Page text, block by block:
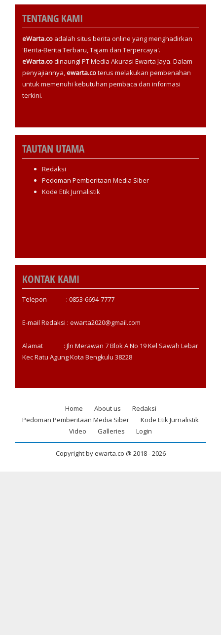
TENTANG KAMI
eWarta.co adalah situs berita online yang menghadirkan
'Berita-Berita Terbaru, Tajam dan Terpercaya'.
eWarta.codinaungi PT Media Akurasi Ewarta Jaya. Dalam
penyajiannya,ewarta.coterus melakukan pembenahan
untuk memenuhi kebutuhan pembaca dan informasi
terkini.
TAUTAN UTAMA
Redaksi
Pedoman Pemberitaan Media Siber
Kode Etik Jurnalistik
KONTAK KAMI
Telepon : 0853-6694-7777
E-mail Redaksi : ewarta2020@gmail.com
Alamat : Jln Merawan 7 Blok A No 19 Kel Sawah Lebar
Kec Ratu Agung Kota Bengkulu 38228
Footer
Home About us
Redaksi
Pedoman Pemberitaan Media Siber
Kode Etik Jurnalistik
Video
Galleries Login
Copyright by ewarta.co @ 2018 -2026